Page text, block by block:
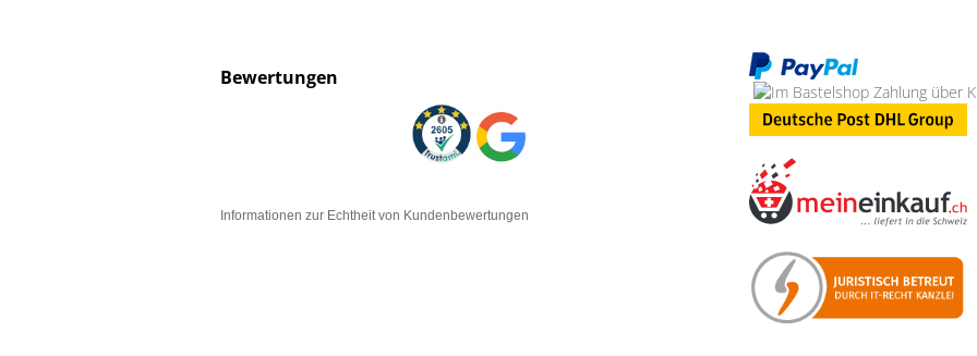
Bewertungen
Informationen zur Echtheit von Kundenbewertungen